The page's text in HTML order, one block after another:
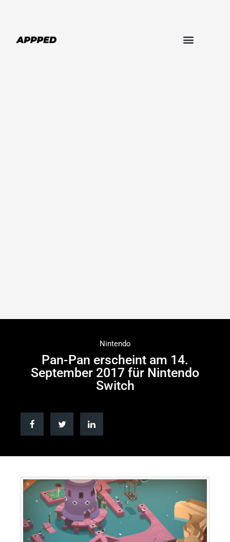
Nintendo
Pan-Pan erscheint am 14.
September 2017 für Nintendo
Switch